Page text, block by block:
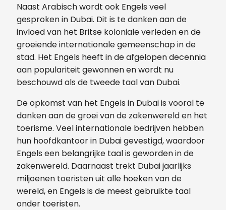
Naast Arabisch wordt ook Engels veel
gesproken in Dubai. Dit is te danken aan de
invloed van het Britse koloniale verleden en de
groeiende internationale gemeenschap in de
stad. Het Engels heeft in de afgelopen decennia
aan populariteit gewonnen en wordt nu
beschouwd als de tweede taal van Dubai.
De opkomst van het Engels in Dubai is vooral te
danken aan de groei van de zakenwereld en het
toerisme. Veel internationale bedrijven hebben
hun hoofdkantoor in Dubai gevestigd, waardoor
Engels een belangrijke taal is geworden in de
zakenwereld. Daarnaast trekt Dubai jaarlijks
miljoenen toeristen uit alle hoeken van de
wereld, en Engels is de meest gebruikte taal
onder toeristen.